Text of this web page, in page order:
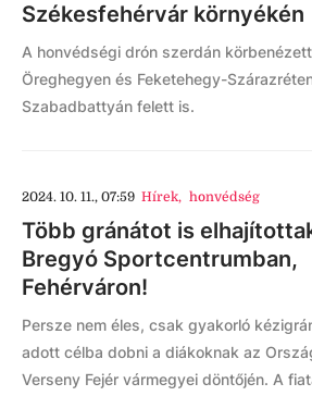
Székesfehérvár környékén
A honvédségi drón szerdán
Öreghegyen és Feketehegy-
Szabadbattyán felett is.
2024. 10. 11., 07:59 Hírek, honvédség
Több gránátot is
Bregyó Sportcentrumban,
Fehérváron!
Persze nem éles, csak gyakorló
adott célba dobni a diákoknak az
Verseny Fejér vármegyei döntőjén. A